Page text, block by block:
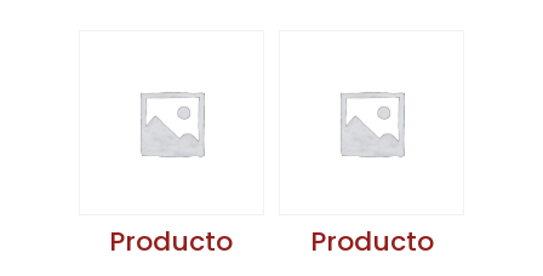
Producto Producto